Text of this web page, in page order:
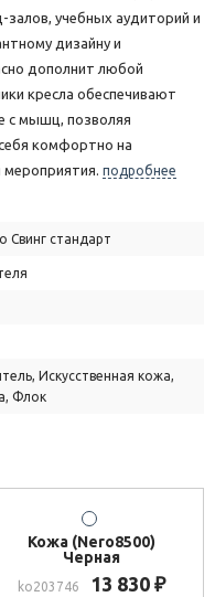
учебных аудиторий и
дизайну и
дополнит любой
кресла обеспечивают
с мышц, позволяя
комфортно на
мероприятия. подробнее
Свинг стандарт
Искусственная кожа,
Флок
Кожа (Nero8500)
Черная
ko203746 13 830 ₽